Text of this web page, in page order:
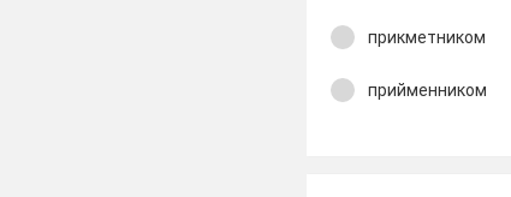
прикметником
прийменником